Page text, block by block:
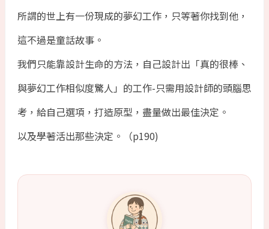
所謂的世上有一份現成的夢幻工作，只等著你找到他，
這不過是童話故事。
我們只能靠設計生命的方法，自己設計出「真的很棒、
與夢幻工作相似度驚人」的工作-只需用設計師的頭腦思
考，給自己選項，打造原型，盡量做出最佳決定。
以及學著活出那些決定。（p190)